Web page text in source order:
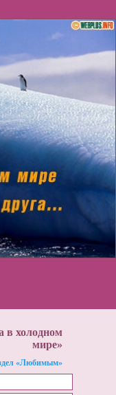
в холодном
мире»
«Любимым»